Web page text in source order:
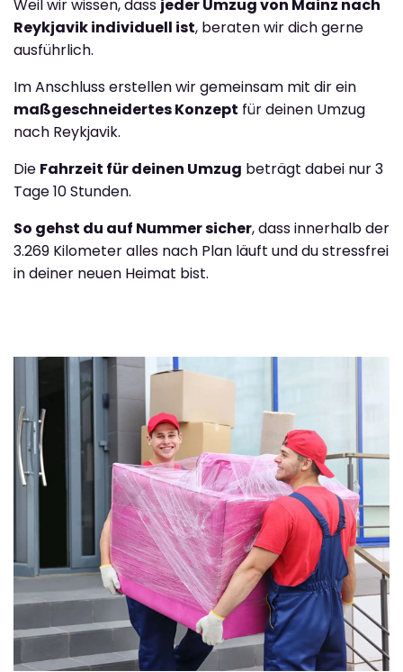
Weil wir wissen, dass jeder Umzug von Mainz nach
Reykjavik individuell ist, beraten wir dich gerne
ausführlich.
Im Anschluss erstellen wir gemeinsam mit dir ein
maßgeschneidertes Konzept für deinen Umzug
nach Reykjavik.
Die Fahrzeit für deinen Umzug beträgt dabei nur 3
Tage 10 Stunden.
So gehst du auf Nummer sicher, dass innerhalb der
3.269 Kilometer alles nach Plan läuft und du stressfrei
in deiner neuen Heimat bist.